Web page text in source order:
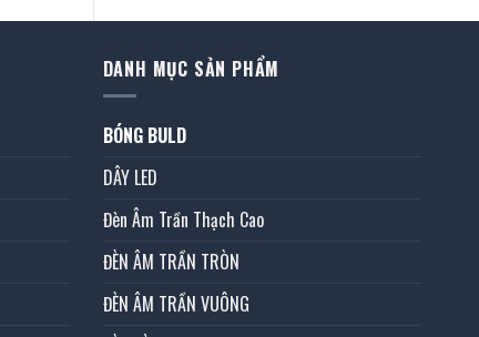
DANH MỤC SẢN PHẨM
BÓNG BULD
DÂY LED
Đèn Âm Trần Thạch Cao
ĐÈN ÂM TRẦN TRÒN
ĐÈN ÂM TRẦN VUÔNG